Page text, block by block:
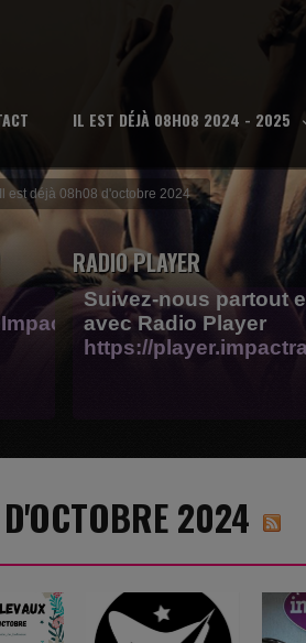
IL EST DÉJÀ 08H08 2024 - 2025
Il est déjà 08h08 d'octobre 2024
RADIO PLAYER
Suivez-nous partout
avec Radio Player
https://
2024